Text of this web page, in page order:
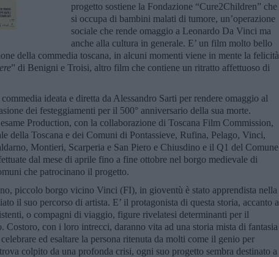
progetto sostiene la Fondazione “Cure2Children” che
si occupa di bambini malati di tumore, un’operazione
sociale che rende omaggio a Leonardo Da Vinci ma
anche alla cultura in generale. E’ un film molto bello
della commedia toscana, in alcuni momenti viene in mente la felicità
” di Benigni e Troisi, altro film che contiene un ritratto affettuoso di
commedia ideata e diretta da Alessandro Sarti per rendere omaggio al
dei festeggiamenti per il 500° anniversario della sua morte.
Production, con la collaborazione di Toscana Film Commission,
della Toscana e dei Comuni di Pontassieve, Rufina, Pelago, Vinci,
Montieri, Scarperia e San Piero e Chiusdino e il Q1 del Comune
dal mese di aprile fino a fine ottobre nel borgo medievale di
che patrocinano il progetto.
piccolo borgo vicino Vinci (FI), in gioventù è stato apprendista nella
il suo percorso di artista. E’ il protagonista di questa storia, accanto a
o compagni di viaggio, figure rivelatesi determinanti per il
Costoro, con i loro intrecci, daranno vita ad una storia mista di fantasia
ed esaltare la persona ritenuta da molti come il genio per
colpito da una profonda crisi, ogni suo progetto sembra destinato a